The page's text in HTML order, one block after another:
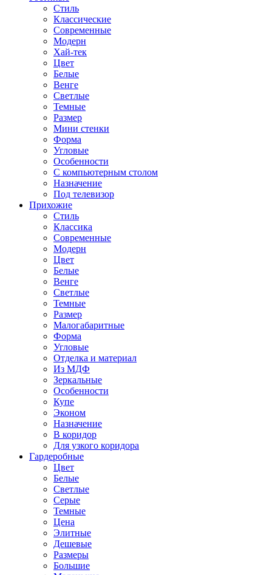
Стиль
Классические
Современные
Модерн
Хай-тек
Цвет
Белые
Венге
Светлые
Темные
Размер
Мини стенки
Форма
Угловые
Особенности
С компьютерным столом
Назначение
Под телевизор
Прихожие
Стиль
Классика
Современные
Модерн
Цвет
Белые
Венге
Светлые
Темные
Размер
Малогабаритные
Форма
Угловые
Отделка и материал
Из МДФ
Зеркальные
Особенности
Купе
Эконом
Назначение
В коридор
Для узкого коридора
Гардеробные
Цвет
Белые
Светлые
Серые
Темные
Цена
Элитные
Дешевые
Размеры
Большие